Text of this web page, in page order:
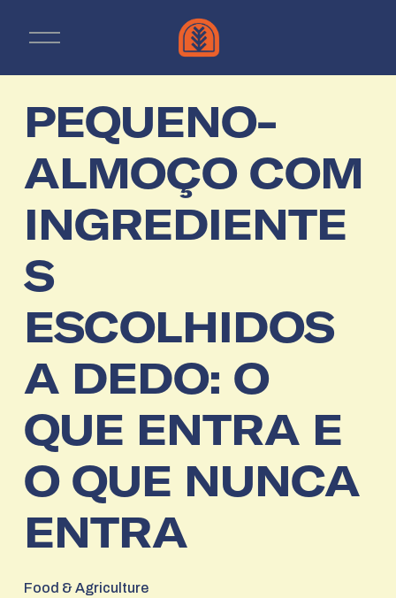
A
b
m
n
u
PEQUENO-
ALMOÇO COM
INGREDIENTE
S
ESCOLHIDOS
A DEDO: O
QUE ENTRA E
O QUE NUNCA
ENTRA
Food & Agriculture